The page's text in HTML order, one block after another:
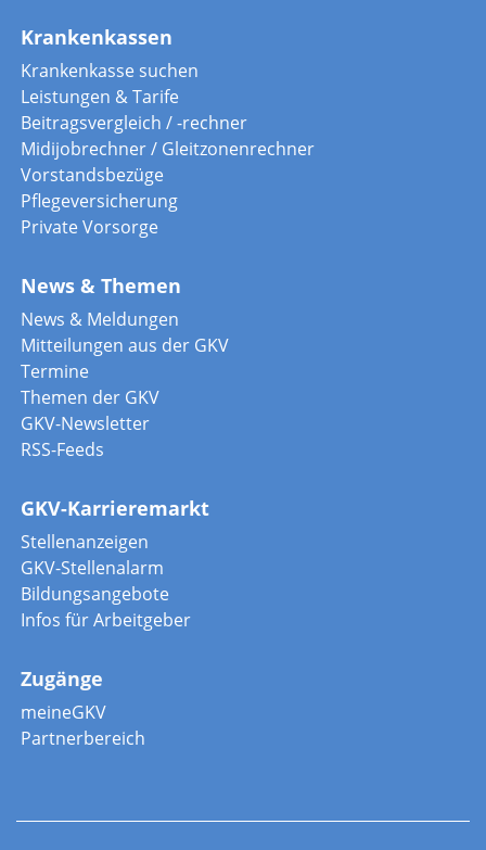
Krankenkassen
Krankenkasse suchen
Leistungen & Tarife
Beitragsvergleich / -rechner
Midijobrechner / Gleitzonenrechner
Vorstandsbezüge
Pflegeversicherung
Private Vorsorge
News & Themen
News & Meldungen
Mitteilungen aus der GKV
Termine
Themen der GKV
GKV-Newsletter
RSS-Feeds
GKV-Karrieremarkt
Stellenanzeigen
GKV-Stellenalarm
Bildungsangebote
Infos für Arbeitgeber
Zugänge
meineGKV
Partnerbereich